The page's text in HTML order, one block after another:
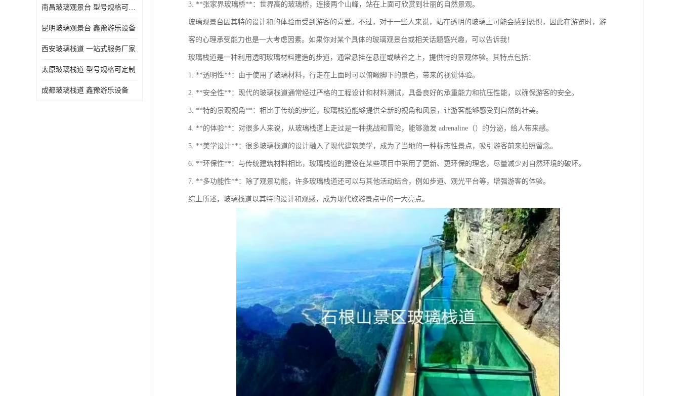
南昌玻璃观景台 型号规格可定制
昆明玻璃观景台 鑫豫游乐设备
西安玻璃栈道 一站式服务厂家
太原玻璃栈道 型号规格可定制
成都玻璃栈道 鑫豫游乐设备
3. **张家界玻璃桥**：世界高的玻璃桥，连接两个山峰，站在上面可欣赏到壮丽的自然景观。
玻璃观景台因其特的设计和的体验而受到游客的喜爱。不过，对于一些人来说，站在透明的玻璃上可能会感到恐惧，因此在游览时，游
客的心理承受能力也是一大考虑因素。如果你对某个具体的玻璃观景台或相关话题感兴趣，可以告诉我！
玻璃栈道是一种利用透明玻璃材料建造的步道，通常悬挂在悬崖或峡谷之上，提供特的景观体验。其特点包括：
1. **透明性**：由于使用了玻璃材料，行走在上面时可以俯瞰脚下的景色，带来的视觉体验。
2. **安全性**：现代的玻璃栈道通常经过严格的工程设计和材料测试，具备良好的承重能力和抗压性能，以确保游客的安全。
3. **特的景观视角**：相比于传统的步道，玻璃栈道能够提供全新的视角和风景，让游客能够感受到自然的壮美。
4. **的体验**：对很多人来说，从玻璃栈道上走过是一种挑战和冒险，能够激发 adrenaline（）的分泌，给人带来感。
5. **美学设计**：很多玻璃栈道的设计融入了现代建筑美学，成为了当地的一种标志性景点，吸引游客前来拍照留念。
6. **环保性**：与传统建筑材料相比，玻璃栈道的建设在某些项目中采用了更新、更环保的理念，尽量减少对自然环境的破坏。
7. **多功能性**：除了观景功能，许多玻璃栈道还可以与其他活动结合，例如步道、观光平台等，增强游客的体验。
综上所述，玻璃栈道以其特的设计和观感，成为现代旅游景点中的一大亮点。